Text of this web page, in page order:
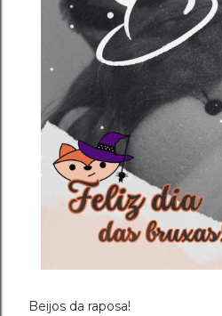
Beijos da raposa!